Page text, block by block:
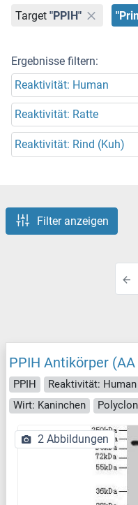
Target "PPIH"
Ergebnisse filtern:
Reaktivität: Human
Reaktivität: Ratte
Reaktivität: Rind (Kuh)
Filter anzeigen
PPIH Antikörper
PPIH Reaktivität: Human
Wirt: Kaninchen
2 Abbildungen